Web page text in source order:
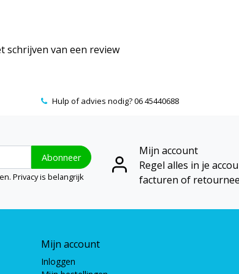
schrijven van een review
Hulp of advies nodig? 06 45440688
Abonneer
Privacy is belangrijk
Mijn account
Regel alles in je
facturen of
Mijn account
Inloggen